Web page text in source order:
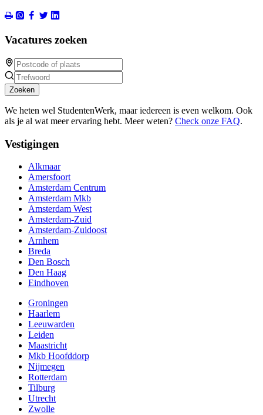
Vacatures zoeken
Zoeken
We heten wel StudentenWerk, maar iedereen is even welkom. Ook
als je al wat meer ervaring hebt. Meer weten? Check onze FAQ.
Vestigingen
Alkmaar
Amersfoort
Amsterdam Centrum
Amsterdam Mkb
Amsterdam West
Amsterdam-Zuid
Amsterdam-Zuidoost
Arnhem
Breda
Den Bosch
Den Haag
Eindhoven
Groningen
Haarlem
Leeuwarden
Leiden
Maastricht
Mkb Hoofddorp
Nijmegen
Rotterdam
Tilburg
Utrecht
Zwolle